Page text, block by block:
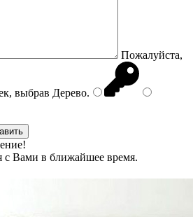
Пожалуйста,
выбрав Дерево.
с Вами в ближайшее время.